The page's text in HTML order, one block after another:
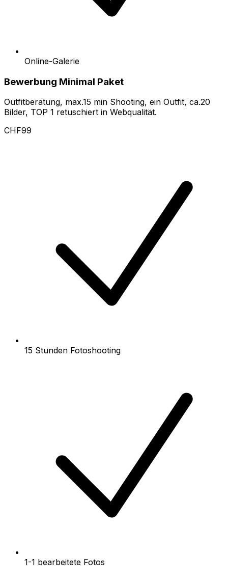
Online-Galerie
Bewerbung Minimal Paket
Outfitberatung, max.15 min Shooting, ein Outfit, ca.20
Bilder, TOP 1 retuschiert in Webqualität.
CHF99
15 Stunden Fotoshooting
1-1 bearbeitete Fotos